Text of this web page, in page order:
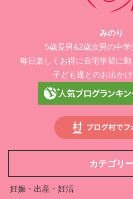
みのり
5歳長男&2歳次男の中学
毎日楽しくお得に自宅学習に勤
子ども達とのお出か
カテゴリー
妊娠・出産・妊活